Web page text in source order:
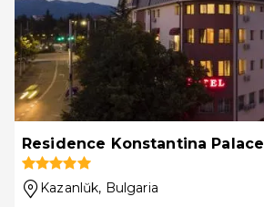
Residence Konstantina Palace
Kazanlŭk, Bulgaria